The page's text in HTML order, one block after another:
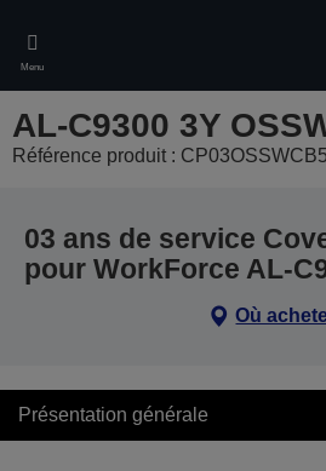
main
content
Menu
AL-C9300 3Y
Référence produit :
03 ans de service
pour WorkForce AL-
Où
Présentation générale